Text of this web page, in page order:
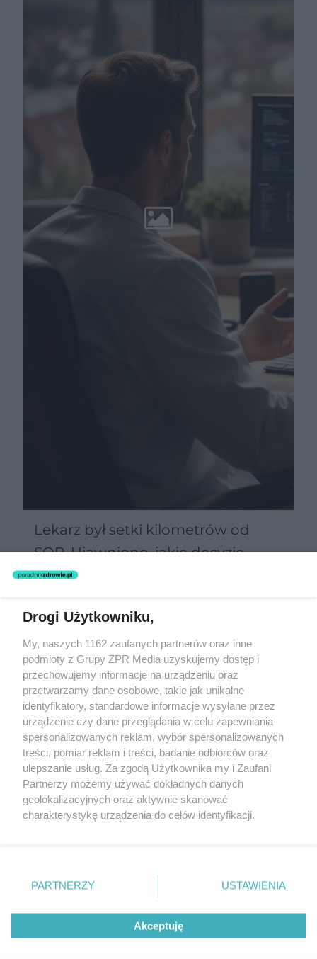
Lekarz był setki kilometrów od
SOR. Ujawniono, jakie decyzje
podejmowano zdalnie
Żaden utwór zamieszczony w serwisie nie może być powielany i
rozpowszechniany lub dalej rozpowszechniany w jakikolwiek sposób
(w tym także elektroniczny lub mechaniczny) na jakimkolwiek polu
eksploatacji w jakiejkolwiek formie, włącznie z umieszczaniem w
Internecie bez pisemnej zgody właściciela praw. Jakiekolwiek użycie
lub wykorzystanie utworów w całości lub w części z naruszeniem
prawa, tzn. bez właściwej zgody, jest zabronione pod groźbą kary i
może być ścigane prawnie.
O nas
Nasze serwisy
Drogi Użytkowniku,
My, naszych 1162 zaufanych partnerów oraz inne
podmioty z Grupy ZPR Media uzyskujemy dostęp i
przechowujemy informacje na urządzeniu oraz
przetwarzamy dane osobowe, takie jak unikalne
identyfikatory, standardowe informacje wysyłane przez
urządzenie czy dane przeglądania w celu zapewniania
spersonalizowanych reklam, wybór spersonalizowanych
treści, pomiar reklam i treści, badanie odbiorców oraz
ulepszanie usług. Za zgodą Użytkownika my i Zaufani
Partnerzy możemy używać dokładnych danych
geolokalizacyjnych oraz aktywnie skanować
charakterystykę urządzenia do celów identyfikacji.
zmienić/wycofać klikając przycisk ustawień prywatności
znajdujący się w lewym dolnym rogu strony
rodzaje przetwarzania danych nie wymagają zgody
użytkownika, ale masz prawo sprzeciwić się takiemu
przetwarzaniu. Preferencje będą miały zastosowanie tylko
PARTNERZY USTAWIENIA
Akceptuję